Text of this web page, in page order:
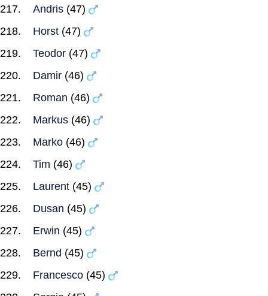
Andris (47)
Horst (47)
Teodor (47)
Damir (46)
Roman (46)
Markus (46)
Marko (46)
Tim (46)
Laurent (45)
Dusan (45)
Erwin (45)
Bernd (45)
Francesco (45)